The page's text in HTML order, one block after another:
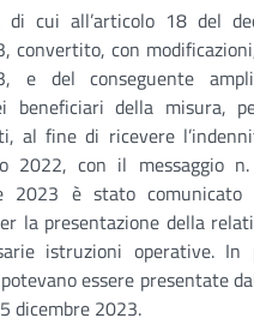
di cui all’articolo 18 del
convertito, con
e del conseguente
beneficiari della misura,
al fine di ricevere
2022, con il messaggio
2023 è stato
la presentazione della
istruzioni operative. In
essere presentate
dicembre 2023.